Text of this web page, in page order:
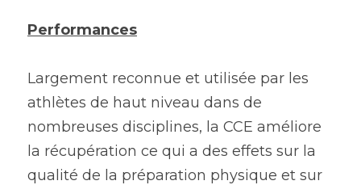
Performances
Largement reconnue et utilisée par les
athlètes de haut niveau dans de
nombreuses disciplines, la CCE améliore
la récupération ce qui a des effets sur la
qualité de la préparation physique et sur